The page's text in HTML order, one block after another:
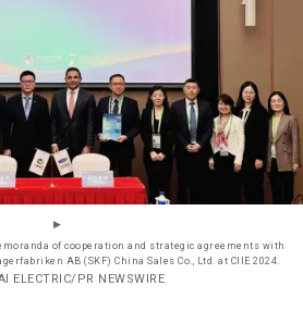
of cooperation and strategic agreements with
AB (SKF) China Sales Co., Ltd. at CIIE 2024.
ELECTRIC/PR NEWSWIRE